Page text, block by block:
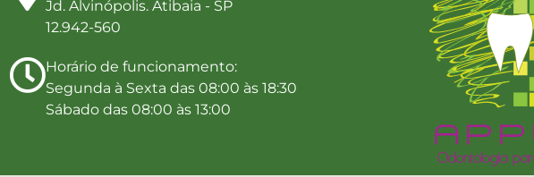
Jd. Alvinópolis. Atibaia - SP
12.942-560
Horário de funcionamento:
Segunda à Sexta das 08:00 às 18:30
Sábado das 08:00 às 13:00